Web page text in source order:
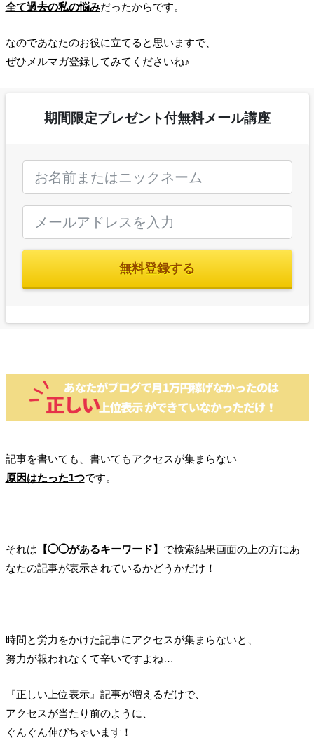
全て過去の私の悩みだったからです。
なのであなたのお役に立てると思いますで、
ぜひメルマガ登録してみてくださいね♪
期間限定プレゼント付無料メール講座
無料登録する
記事を書いても、書いてもアクセスが集まらない
原因はたった1つです。
それは 【◯◯があるキーワード】 で検索結果画面の上の方にあ
なたの記事が表示されているかどうかだけ！
時間と労力をかけた記事にアクセスが集まらないと、
努力が報われなくて辛いですよね…
『正しい上位表示』記事が増えるだけで、
アクセスが当たり前のように、
ぐんぐん伸びちゃいます！